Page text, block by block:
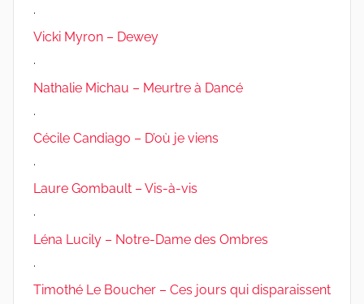
.
Vicki Myron – Dewey
.
Nathalie Michau – Meurtre à Dancé
.
Cécile Candiago – D’où je viens
.
Laure Gombault – Vis-à-vis
.
Léna Lucily – Notre-Dame des Ombres
.
Timothé Le Boucher – Ces jours qui disparaissent